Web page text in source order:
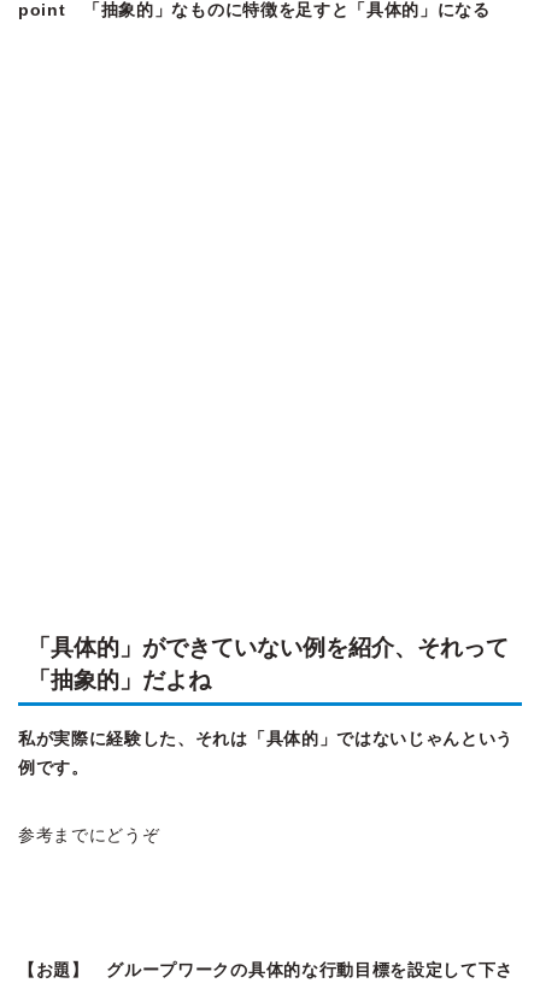
point 「抽象的」なものに特徴を足すと「具体的」になる
「具体的」ができていない例を紹介、それって
「抽象的」だよね
私が実際に経験した、それは「具体的」ではないじゃんという
例です。
参考までにどうぞ
【お題】 グループワークの具体的な行動目標を設定して下さ